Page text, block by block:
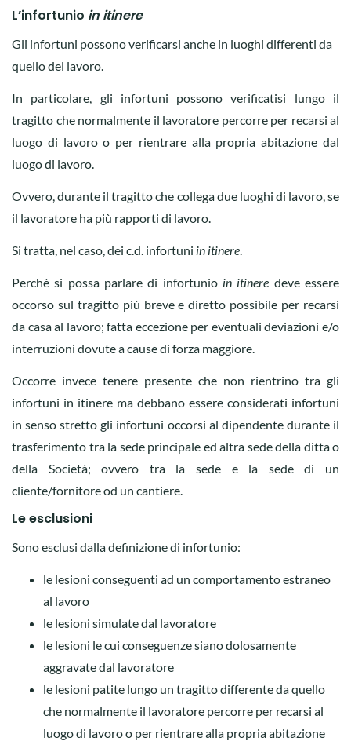
L’infortunio in itinere
Gli infortuni possono verificarsi anche in luoghi differenti da
quello del lavoro.
In particolare, gli infortuni possono verificatisi lungo il
tragitto che normalmente il lavoratore percorre per recarsi al
luogo di lavoro o per rientrare alla propria abitazione dal
luogo di lavoro.
Ovvero, durante il tragitto che collega due luoghi di lavoro, se
il lavoratore ha più rapporti di lavoro.
Si tratta, nel caso, dei c.d. infortuni in itinere.
Perchè si possa parlare di infortunio in itinere deve essere
occorso sul tragitto più breve e diretto possibile per recarsi
da casa al lavoro; fatta eccezione per eventuali deviazioni e/o
interruzioni dovute a cause di forza maggiore.
Occorre invece tenere presente che non rientrino tra gli
infortuni in itinere ma debbano essere considerati infortuni
in senso stretto gli infortuni occorsi al dipendente durante il
trasferimento tra la sede principale ed altra sede della ditta o
della Società; ovvero tra la sede e la sede di un
cliente/fornitore od un cantiere.
Le esclusioni
Sono esclusi dalla definizione di infortunio:
le lesioni conseguenti ad un comportamento estraneo
al lavoro
le lesioni simulate dal lavoratore
le lesioni le cui conseguenze siano dolosamente
aggravate dal lavoratore
le lesioni patite lungo un tragitto differente da quello
che normalmente il lavoratore percorre per recarsi al
luogo di lavoro o per rientrare alla propria abitazione